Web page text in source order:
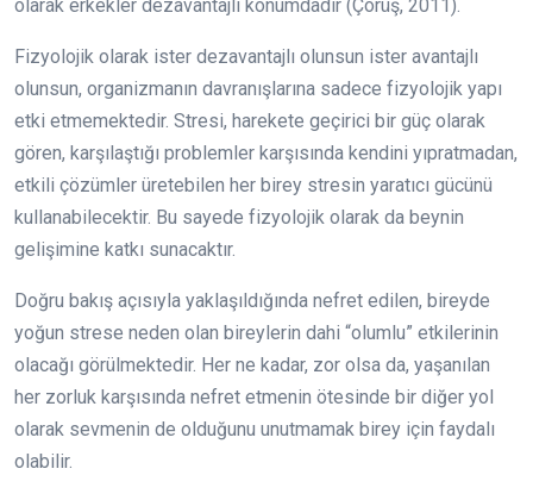
olarak erkekler dezavantajlı konumdadır (Çörüş, 2011).
Fizyolojik olarak ister dezavantajlı olunsun ister avantajlı
olunsun, organizmanın davranışlarına sadece fizyolojik yapı
etki etmemektedir. Stresi, harekete geçirici bir güç olarak
gören, karşılaştığı problemler karşısında kendini yıpratmadan,
etkili çözümler üretebilen her birey stresin yaratıcı gücünü
kullanabilecektir. Bu sayede fizyolojik olarak da beynin
gelişimine katkı sunacaktır.
Doğru bakış açısıyla yaklaşıldığında nefret edilen, bireyde
yoğun strese neden olan bireylerin dahi “olumlu” etkilerinin
olacağı görülmektedir. Her ne kadar, zor olsa da, yaşanılan
her zorluk karşısında nefret etmenin ötesinde bir diğer yol
olarak sevmenin de olduğunu unutmamak birey için faydalı
olabilir.